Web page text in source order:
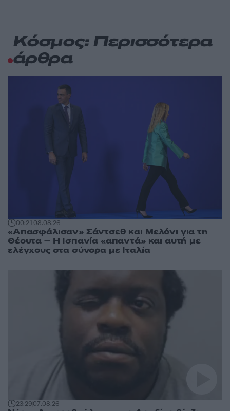
Κόσμος: Περισσότερα
άρθρα
00:2108.08.26
«Απασφάλισαν» Σάντσεθ και Μελόνι για τη
Θέουτα – Η Ισπανία «απαντά» και αυτή με
ελέγχους στα σύνορα με Ιταλία
23:2907.08.26